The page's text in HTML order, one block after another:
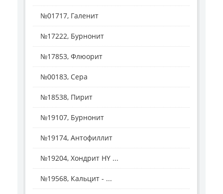
№01717, Галенит
№17222, Бурнонит
№17853, Флюорит
№00183, Сера
№18538, Пирит
№19107, Бурнонит
№19174, Антофиллит
№19204, Хондрит HY ...
№19568, Кальцит - ...